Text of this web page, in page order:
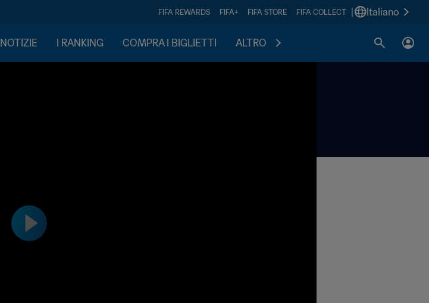
FIFA REWARDS FIFA+ FIFA STORE FIFA COLLECT Italiano
NOTIZIE I RANKING COMPRA I BIGLIETTI ALTRO